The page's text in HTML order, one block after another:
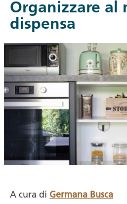
Organizzare al
dispensa
A cura di Germana Busca